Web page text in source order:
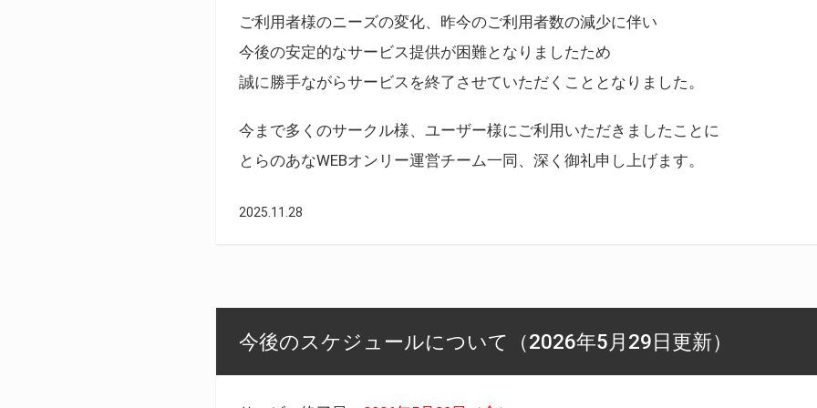
ご利用者様のニーズの変化、昨今のご利用者数の減少に伴い
今後の安定的なサービス提供が困難となりましたため
誠に勝手ながらサービスを終了させていただくこととなりました。
今まで多くのサークル様、ユーザー様にご利用いただきましたことに
とらのあなWEBオンリー運営チーム一同、深く御礼申し上げます。
2025.11.28
今後のスケジュールについて（2026年5月29日更新）